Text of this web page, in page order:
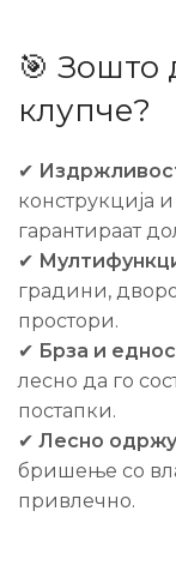
🎯 Зошто
клупче?
✔
конструкција
гарантираат
✔
градини,
простори.
✔ Брза и
лесно да го
постапки.
✔ Лесно
бришење со
привлечно.